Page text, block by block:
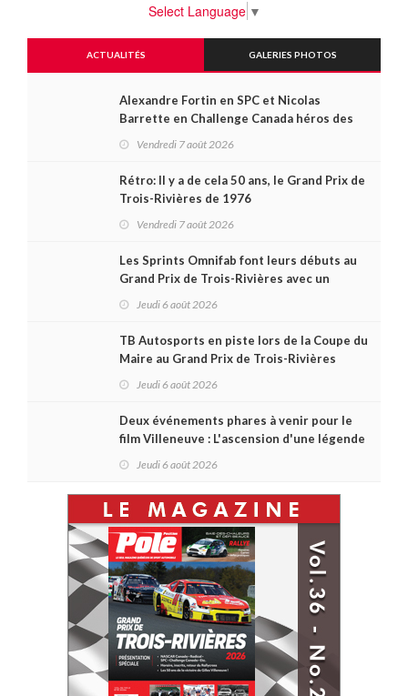
Select Language ▼
ACTUALITÉS GALERIES PHOTOS
Alexandre Fortin en SPC et Nicolas
Barrette en Challenge Canada héros des
Vendredi 7 août 2026
Rétro: Il y a de cela 50 ans, le Grand Prix de
Trois-Rivières de 1976
Vendredi 7 août 2026
Les Sprints Omnifab font leurs débuts au
Grand Prix de Trois-Rivières avec un
Jeudi 6 août 2026
TB Autosports en piste lors de la Coupe du
Maire au Grand Prix de Trois-Rivières
Jeudi 6 août 2026
Deux événements phares à venir pour le
film Villeneuve : L'ascension d'une légende
Jeudi 6 août 2026